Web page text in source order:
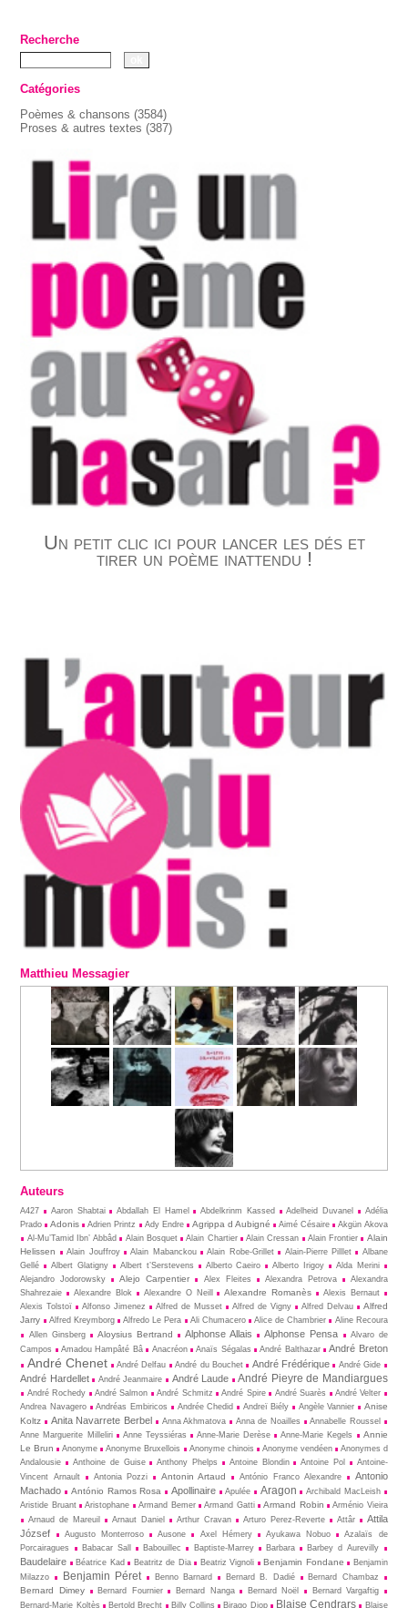
Recherche
Catégories
Poèmes & chansons (3584)
Proses & autres textes (387)
Un petit clic ici pour lancer les dés et
tirer un poème inattendu !
Matthieu Messagier
Auteurs
A427 Aaron Shabtai Abdallah El Hamel Abdelkrinm Kassed Adelheid Duvanel
Adélia
Prado
Adonis Adrien Printz Ady Endre Agrippa d Aubigné Aimé Césaire
Akgün Akova
Al-Mu’Tamid Ibn’ Abbâd
Alain Bosquet Alain Chartier Alain Cressan Alain Frontier
Alain
Helissen
Alain Jouffroy Alain Mabanckou Alain Robe-Grillet Alain-Pierre Pilllet
Albane
Gellé
Albert Glatigny Albert t’Serstevens Alberto Caeiro Alberto Irigoy
Alda Merini
Alejandro Jodorowsky
Alejo Carpentier Alex Fleites Alexandra Petrova
Alexandra
Shahrezaie
Alexandre Blok Alexandre O Neill Alexandre Romanès
Alexis Bernaut
Alexis Tolstoï
Alfonso Jimenez Alfred de Musset Alfred de Vigny Alfred Delvau
Alfred
Jarry
Alfred Kreymborg Alfredo Le Pera Ali Chumacero Alice de Chambrier
Aline Recoura
Allen Ginsberg
Aloysius Bertrand Alphonse Allais Alphonse Pensa
Alvaro de
Campos
Amadou Hampâté Bâ Anacréon Anaïs Ségalas André Balthazar André Breton
André Chenet André Delfau André du Bouchet André Frédérique André Gide
André Hardellet André Jeanmaire André Laude André Pieyre de Mandiargues
André Rochedy André Salmon André Schmitz André Spire André Suarès
André Velter
Andrea Navagero
Andréas Embiricos Andrée Chedid Andreï Biély Angèle Vannier
Anise
Koltz
Anita Navarrete Berbel Anna Akhmatova Anna de Noailles
Annabelle Roussel
Anne Marguerite Milleliri
Anne Teyssiéras Anne-Marie Derèse Anne-Marie Kegels
Annie
Le Brun
Anonyme Anonyme Bruxellois Anonyme chinois Anonyme vendéen
Anonymes d
Andalousie
Anthoine de Guise Anthony Phelps Antoine Blondin Antoine Pol
Antoine-
Vincent Arnault
Antonia Pozzi Antonin Artaud António Franco Alexandre
Antonio
Machado
António Ramos Rosa Apollinaire Apulée Aragon
Archibald MacLeish
Aristide Bruant
Aristophane Armand Bemer Armand Gatti Armand Robin
Arménio Vieira
Arnaud de Mareuil
Arnaut Daniel Arthur Cravan Arturo Perez-Reverte Attâr
Attila
József
Augusto Monterroso Ausone Axel Hémery Ayukawa Nobuo
Azalaïs de
Porcairagues
Babacar Sall Babouillec Baptiste-Marrey Barbara Barbey d Aurevilly
Baudelaire Béatrice Kad Beatritz de Dia Beatriz Vignoli Benjamin Fondane
Benjamin
Milazzo
Benjamin Péret Benno Barnard Bernard B. Dadié Bernard Chambaz
Bernard Dimey Bernard Fournier Bernard Nanga Bernard Noël
Bernard Vargaftig
Bernard-Marie Koltès
Bertold Brecht Billy Collins Birago Diop Blaise Cendrars Blaise